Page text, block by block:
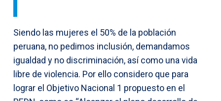
Siendo las mujeres el 50% de la población
peruana, no pedimos inclusión, demandamos
igualdad y no discriminación, así como una vida
libre de violencia. Por ello considero que para
lograr el Objetivo Nacional 1 propuesto en el